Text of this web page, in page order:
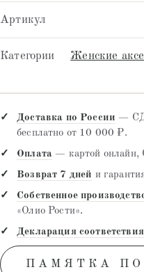
Артикул
Категории Женские
Доставка по России —
бесплатно от 10 000 ₽.
Оплата — картой онлайн,
Возврат 7 дней и
Собственное
«Олио Рости».
Декларация
ПАМЯТКА